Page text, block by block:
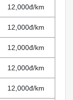
12,000đ/km
12,000đ/km
12,000đ/km
12,000đ/km
12,000đ/km